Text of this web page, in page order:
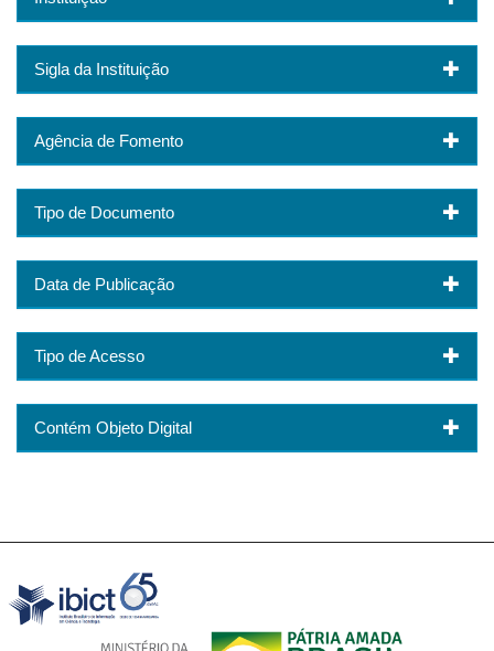
Sigla da Instituição
Agência de Fomento
Tipo de Documento
Data de Publicação
Tipo de Acesso
Contém Objeto Digital